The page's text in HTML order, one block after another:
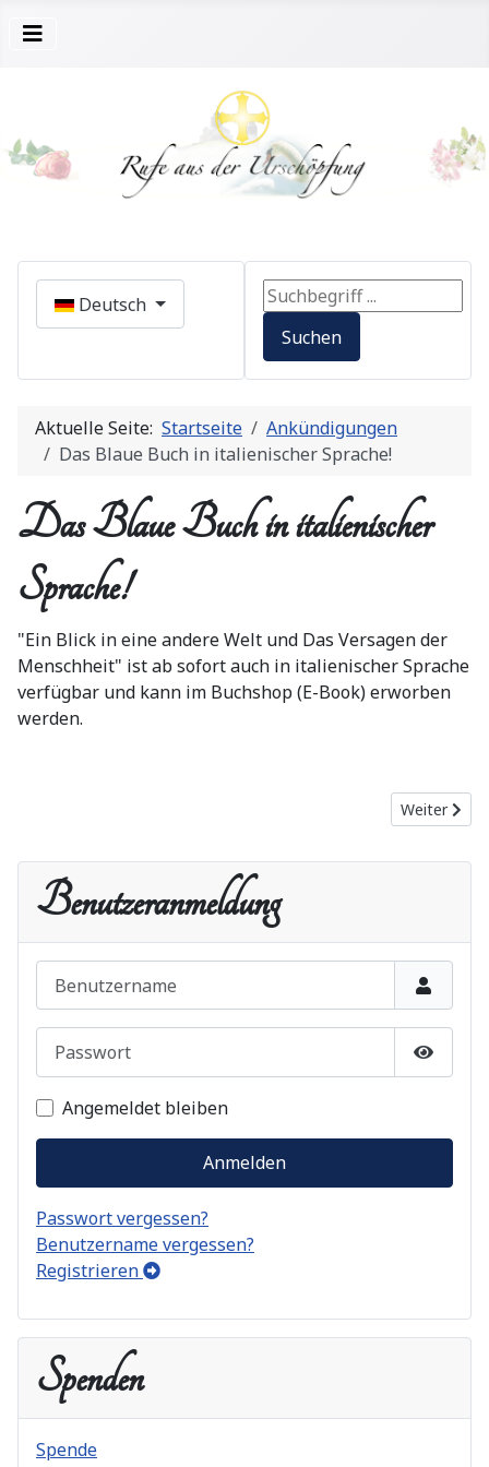
Deutsch
Search ...
Suchen
Aktuelle Seite: Startseite
Ankündigungen
Das Blaue Buch in italienischer Sprache!
Das Blaue Buch in italienischer
Sprache!
"Ein Blick in eine andere Welt und Das Versagen der
Menschheit" ist ab sofort auch in italienischer Sprache
verfügbar und kann im Buchshop (E-Book) erworben
werden.
Nächster
Weiter
Benutzeranmeldung
Angemeldet bleiben
Anmelden
Passwort vergessen?
Benutzername vergessen?
Registrieren
Spenden
Spende